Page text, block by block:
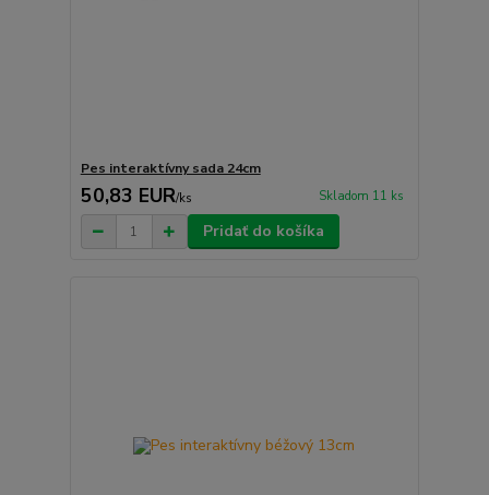
Pes interaktívny sada 24cm
50,83 EUR/ks Skladom 11 ks
Pridať do košíka